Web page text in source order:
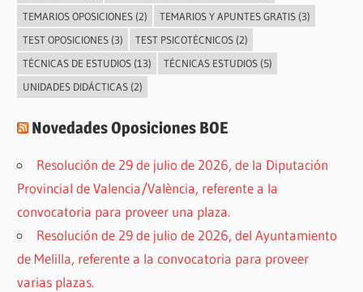
TEMARIOS OPOSICIONES(2) TEMARIOS Y APUNTES GRATIS(3)
TEST OPOSICIONES(3) TEST PSICOTÉCNICOS(2)
TÉCNICAS DE ESTUDIOS(13) TÉCNICAS ESTUDIOS(5)
UNIDADES DIDÁCTICAS(2)
Novedades Oposiciones BOE
Resolución de 29 de julio de 2026, de la Diputación
Provincial de Valencia/València, referente a la
convocatoria para proveer una plaza.
Resolución de 29 de julio de 2026, del Ayuntamiento
de Melilla, referente a la convocatoria para proveer
varias plazas.